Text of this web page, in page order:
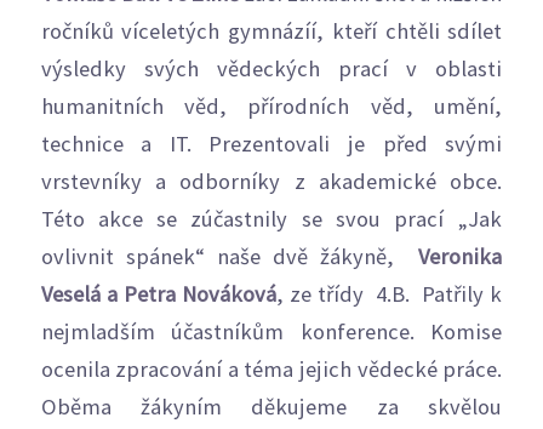
ročníků víceletých gymnázíí, kteří chtěli sdílet
výsledky svých vědeckých prací v oblasti
humanitních věd, přírodních věd, umění,
technice a IT. Prezentovali je před svými
vrstevníky a odborníky z akademické obce.
Této akce se zúčastnily se svou prací „Jak
ovlivnit spánek“ naše dvě žákyně, Veronika
Veselá a Petra Nováková, ze třídy 4.B. Patřily k
nejmladším účastníkům konference. Komise
ocenila zpracování a téma jejich vědecké práce.
Oběma žákyním děkujeme za skvělou